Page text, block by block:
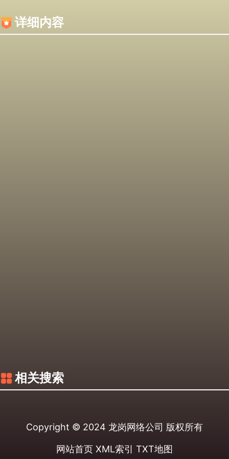
详细内容
相关搜索
Copyright © 2024 龙岗网络公司 版权所有
网站首页 XML索引 TXT地图